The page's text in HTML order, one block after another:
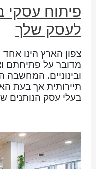
פיתוח עסקי
לעסק שלך
צפון הארץ הינו
מדובר על פתיחתם
ובינוניים. המחשבה
תיירותית אך בעת
בעלי עסק הנותנים